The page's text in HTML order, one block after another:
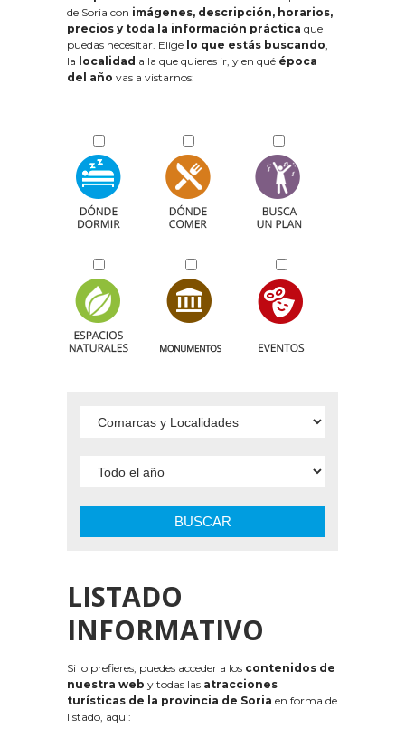
de Soria con imágenes, descripción, horarios,
precios y toda la información práctica que
puedas necesitar. Elige lo que estás buscando,
la localidad a la que quieres ir, y en qué época
del año vas a vistarnos:
BUSCAR
LISTADO
INFORMATIVO
Si lo prefieres, puedes acceder a los contenidos de
nuestra web y todas las atracciones
turísticas de la provincia de Soria en forma de
listado, aquí: